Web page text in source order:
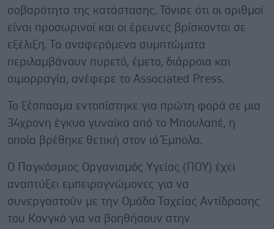
σοβαρότητα της κατάστασης. Τόνισε ότι οι αριθμοί
είναι προσωρινοί και οι έρευνες βρίσκονται σε
εξέλιξη. Τα αναφερόμενα συμπτώματα
περιλαμβάνουν πυρετό, έμετο, διάρροια και
αιμορραγία, ανέφερε το Associated Press.
Το ξέσπασμα εντοπίστηκε για πρώτη φορά σε μια
34χρονη έγκυο γυναίκα από το Μπουλαπέ, η
οποία βρέθηκε θετική στον ιό Έμπολα.
Ο Παγκόσμιος Οργανισμός Υγείας (ΠΟΥ) έχει
αναπτύξει εμπειρογνώμονες για να
συνεργαστούν με την Ομάδα Ταχείας Αντίδρασης
του Κονγκό για να βοηθήσουν στην